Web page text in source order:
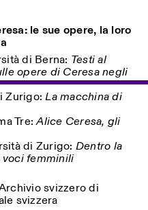
Milano
02 76 01 61 18
miss you when I scroll
Lunedì/Venerdì: 11:00-
Giovedì: 11:00-20:00
14:00-18:00
chiuso
le sue opere, la loro
di Berna: Testi al
opere di Ceresa negli
Zurigo:La macchina di
Tre:Alice Ceresa, gli
di Zurigo: Dentro la
femminili
svizzero di
svizzera